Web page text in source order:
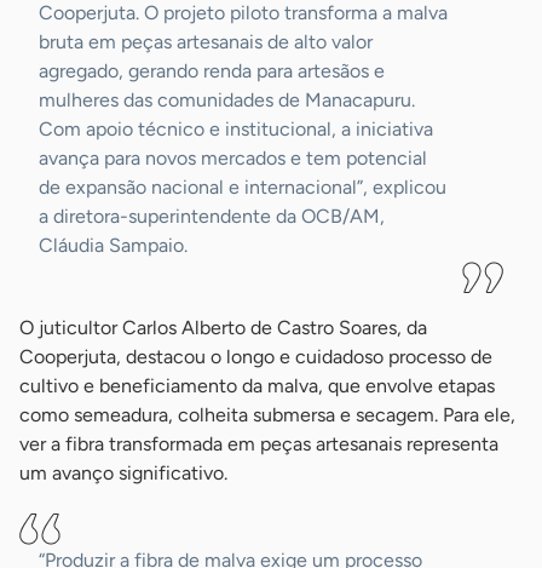
Cooperjuta. O projeto piloto transforma a malva
bruta em peças artesanais de alto valor
agregado, gerando renda para artesãos e
mulheres das comunidades de Manacapuru.
Com apoio técnico e institucional, a iniciativa
avança para novos mercados e tem potencial
de expansão nacional e internacional”, explicou
a diretora-superintendente da OCB/AM,
Cláudia Sampaio.
O juticultor Carlos Alberto de Castro Soares, da
Cooperjuta, destacou o longo e cuidadoso processo de
cultivo e beneficiamento da malva, que envolve etapas
como semeadura, colheita submersa e secagem. Para ele,
ver a fibra transformada em peças artesanais representa
um avanço significativo.
“Produzir a fibra de malva exige um processo